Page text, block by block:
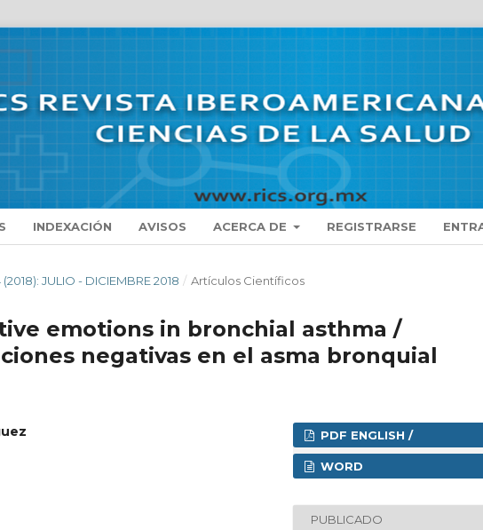
INDEXACIÓN AVISOS ACERCA DE REGISTRARSE
(2018): JULIO - DICIEMBRE 2018 / Artículos Científicos
emotions in bronchial asthma /
negativas en el asma bronquial
PDF ENGLISH /
WORD
PUBLICADO